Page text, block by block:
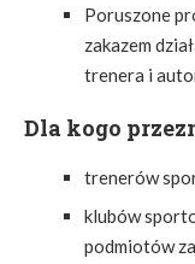
Poruszone
zakazem
trenera i
Dla kogo
trenerów
klubów
podmiotów